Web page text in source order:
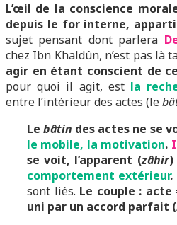
L’œil de la conscience
depuis le for interne,
sujet pensant dont parlera
chez Ibn Khaldûn, n’est pas là
agir en étant conscient de
pour quoi il agit, est la
entre l’intérieur des actes (le
Lebâtin des actes ne se
le mobile, la motivation.
se voit, l’apparent (zâhir)
comportement extérieur.
sont liés. Le couple :
uni par un accord parfait (